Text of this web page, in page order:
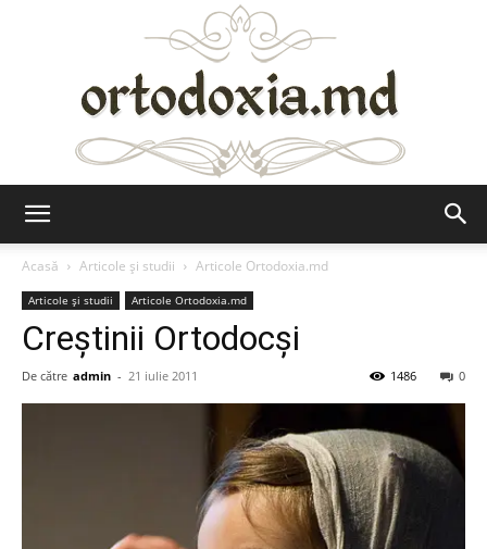
Acasă
Articole şi studii Articole Ortodoxia.md
Articole şi studii Articole Ortodoxia.md
Creștinii Ortodocși
De către admin - 21 iulie 2011 0
1486